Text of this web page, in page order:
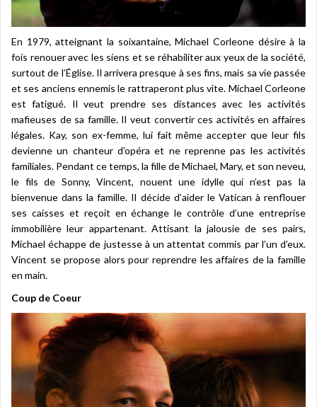
En 1979, atteignant la soixantaine, Michael Corleone désire à la
fois renouer avec les siens et se réhabiliter aux yeux de la société,
surtout de l’Église. Il arrivera presque à ses fins, mais sa vie passée
et ses anciens ennemis le rattraperont plus vite. Michael Corleone
est fatigué. Il veut prendre ses distances avec les activités
mafieuses de sa famille. Il veut convertir ces activités en affaires
légales. Kay, son ex-femme, lui fait même accepter que leur fils
devienne un chanteur d’opéra et ne reprenne pas les activités
familiales. Pendant ce temps, la fille de Michael, Mary, et son neveu,
le fils de Sonny, Vincent, nouent une idylle qui n’est pas la
bienvenue dans la famille. Il décide d’aider le Vatican à renflouer
ses caisses et reçoit en échange le contrôle d’une entreprise
immobilière leur appartenant. Attisant la jalousie de ses pairs,
Michael échappe de justesse à un attentat commis par l’un d’eux.
Vincent se propose alors pour reprendre les affaires de la famille
en main.
Coup de Coeur